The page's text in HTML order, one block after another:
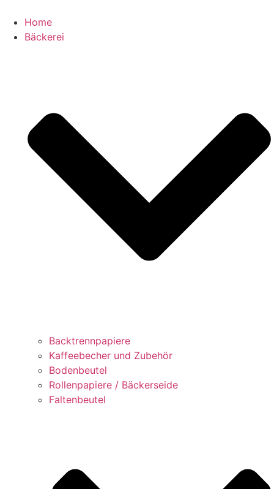
Inhalt
springen
Home
Bäckerei
Backtrennpapiere
Kaffeebecher und Zubehör
Bodenbeutel
Rollenpapiere / Bäckerseide
Faltenbeutel